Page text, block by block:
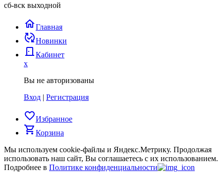
сб-вск выходной
homeГлавная
published_with_changesНовинки
door_back Кабинет
x
Вы не авторизованы
Вход | Регистрация
favorite_borderИзбранное
shopping_cartКорзина
Мы используем cookie-файлы и Яндекс.Метрику. Продолжая
использовать наш сайт, Вы соглашаетесь с их использованием.
Подробнее в Политике конфиденциальности